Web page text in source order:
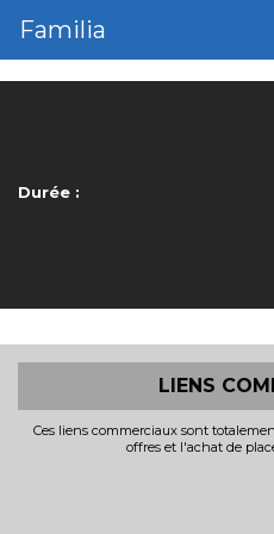
Familia
Durée :
LIENS
Ces liens commerciaux sont
offres et l'achat de